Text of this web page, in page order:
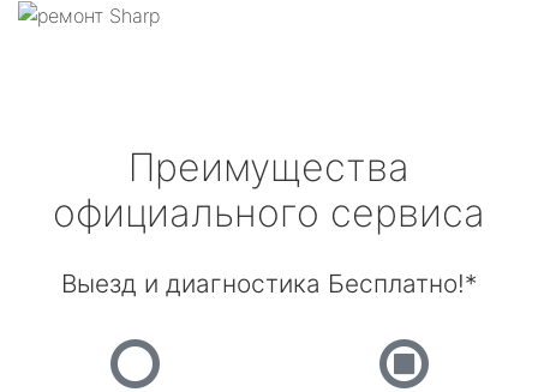
Преимущества
официального сервиса
Выезд и диагностика Бесплатно!*